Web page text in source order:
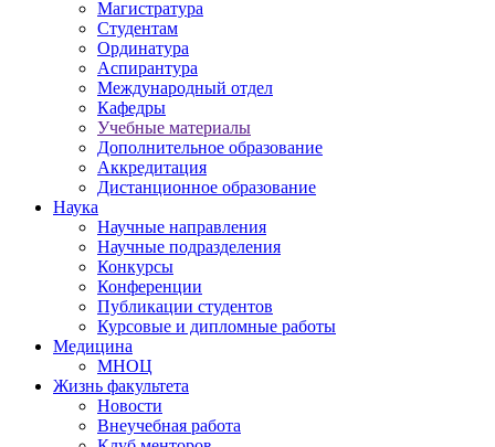
Магистратура
Студентам
Ординатура
Аспирантура
Международный отдел
Кафедры
Учебные материалы
Дополнительное образование
Аккредитация
Дистанционное образование
Наука
Научные направления
Научные подразделения
Конкурсы
Конференции
Публикации студентов
Курсовые и дипломные работы
Медицина
МНОЦ
Жизнь факультета
Новости
Внеучебная работа